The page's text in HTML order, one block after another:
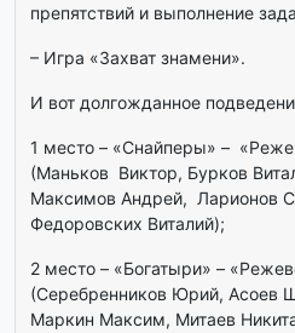
препятствий и выполнение
– Игра «Захват знамени».
И вот долгожданное
1 место – «Снайперы» –
(Маньков Виктор, Бурков
Максимов Андрей, Ларионов
Федоровских Виталий);
2 место – «Богатыри» –
(Серебренников Юрий, Асоев
Маркин Максим, Митаев